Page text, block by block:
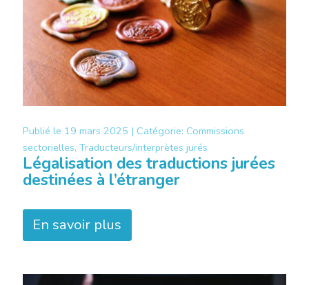
Publié le 19 mars 2025 | Catégorie: Commissions
sectorielles, Traducteurs/interprètes jurés
Légalisation des traductions jurées
destinées à l’étranger
En savoir plus